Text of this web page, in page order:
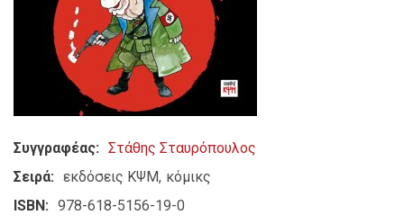
Συγγραφέας
Στάθης Σταυρόπουλος
Σειρά
εκδόσεις ΚΨΜ κόμικς
ISBN
978-618-5156-19-0